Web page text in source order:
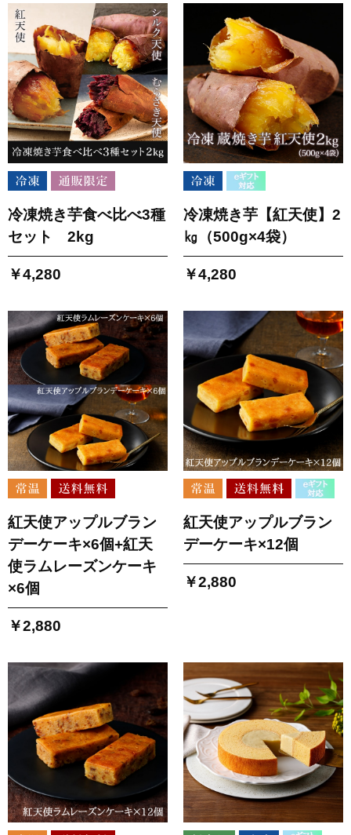
冷凍焼き芋食べ比べ3種
セット 2kg
￥4,280
冷凍焼き芋【紅天使】2
㎏（500g×4袋）
￥4,280
紅天使アップルブラン
デーケーキ×6個+紅天
使ラムレーズンケーキ
×6個
￥2,880
紅天使アップルブラン
デーケーキ×12個
￥2,880